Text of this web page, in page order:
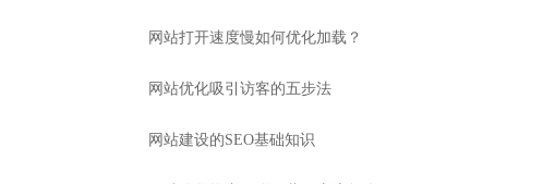
网站打开速度慢如何优化加载？
网站优化吸引访客的五步法
网站建设的SEO基础知识